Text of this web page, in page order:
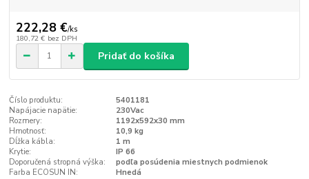
222,28 €/ks
180,72 € bez DPH
Pridať do košíka
Číslo produktu:
5401181
Napájacie napätie:
230Vac
Rozmery:
1192x592x30 mm
Hmotnosť:
10,9 kg
Dĺžka kábla:
1 m
Krytie:
IP 66
Doporučená stropná výška:
podľa posúdenia miestnych podmienok
Farba ECOSUN IN:
Hnedá